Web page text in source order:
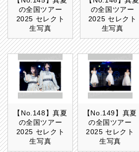
の全国ツアー
2025 セレクト
生写真
の全国ツアー
2025 セレクト
生写真
【No.148】真夏
の全国ツアー
2025 セレクト
生写真
【No.149】真夏
の全国ツアー
2025 セレクト
生写真